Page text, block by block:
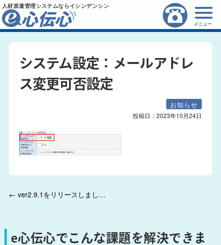
人材派遣管理システムならイシンデンシン
メニュー
システム設定：メールアドレ
ス変更可否設定
お知らせ
投稿日：2023年10月24日
← ver2.9.1をリリースしました。
e心伝心でこんな課題を解決できま